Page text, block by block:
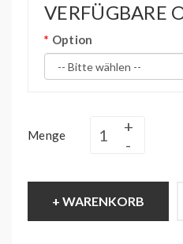
VERFÜGBARE
Option
Menge
+ WARENKORB